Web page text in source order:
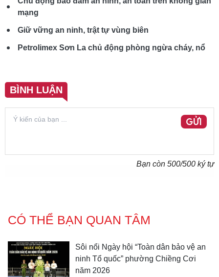
mạng
Giữ vững an ninh, trật tự vùng biên
Petrolimex Sơn La chủ động phòng ngừa cháy, nổ
BÌNH LUẬN
GỬI
Bạn còn 500/500 ký tự
CÓ THỂ BẠN QUAN TÂM
Sôi nổi Ngày hội “Toàn dân bảo vệ an
ninh Tổ quốc” phường Chiềng Cơi
năm 2026